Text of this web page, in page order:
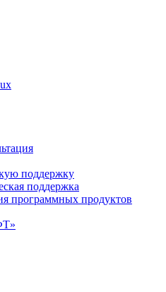
поддержку
поддержка
программных продуктов